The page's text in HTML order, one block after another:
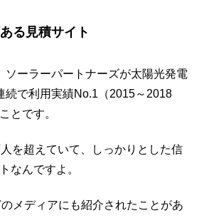
る見積サイト
ソーラーパートナーズが太陽光発電
続で利用実績No.1（2015～2018
とです。
を超えていて、しっかりとした信
なんですよ。
メディアにも紹介されたことがあ